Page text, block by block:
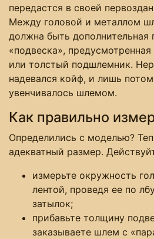
передастся в своей
Между головой и металлом
должна быть дополнительная
«подвеска»,
или толстый подшлемник.
надевался койф, и лишь
увенчивалось шлемом.
Как правильно
Определились с моделью?
адекватный размер.
измерьте окружность
лентой, проведя ее по
затылок;
прибавьте толщину
заказываете шлем с